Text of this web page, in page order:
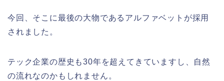
今回、そこに最後の大物であるアルファベットが採用
されました。
テック企業の歴史も30年を超えてきていますし、自然
の流れなのかもしれません。